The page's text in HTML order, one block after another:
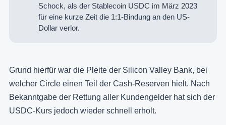
Schock, als der Stablecoin USDC im März 2023
für eine kurze Zeit die 1:1-Bindung an den US-
Dollar verlor.
Grund hierfür war die Pleite der Silicon Valley Bank, bei
welcher Circle einen Teil der Cash-Reserven hielt. Nach
Bekanntgabe der Rettung aller Kundengelder hat sich der
USDC-Kurs jedoch wieder schnell erholt.